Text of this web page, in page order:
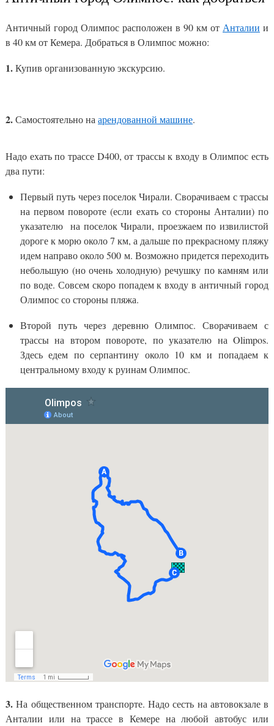
Античный город Олимпос расположен в 90 км от Анталии и
в 40 км от Кемера. Добраться в Олимпос можно:
1.Купив организованную экскурсию.
2.Самостоятельно наарендованной машине.
Надо ехать по трассе D400, от трассы к входу в Олимпос есть
два пути:
Первый путь через поселок Чирали. Сворачиваем с трассы
на первом повороте (если ехать со стороны Анталии) по
указателю на поселок Чирали, проезжаем по извилистой
дороге к морю около 7 км, а дальше по прекрасному пляжу
идем направо около 500 м. Возможно придется переходить
небольшую (но очень холодную) речушку по камням или
по воде. Совсем скоро попадем к входу в античный город
Олимпос со стороны пляжа.
Второй путь через деревню Олимпос. Сворачиваем с
трассы на втором повороте, по указателю на Olimpos.
Здесь едем по серпантину около 10 км и попадаем к
центральному входу к руинам Олимпос.
3. На общественном транспорте. Надо сесть на автовокзале в
Анталии или на трассе в Кемере на любой автобус или